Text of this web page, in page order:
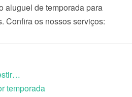
aluguel de temporada para
Confira os nossos serviços:
temporada